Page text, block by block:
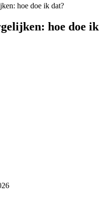
hoe doe ik dat?
hoe doe ik